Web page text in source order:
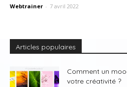
Webtrainer - 7 avril 2022
Articles populaires
Comment un
votre créativité ?